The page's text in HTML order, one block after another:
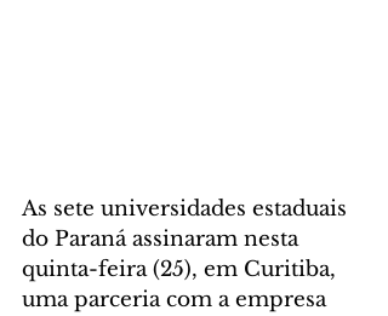
As sete universidades estaduais
do Paraná assinaram nesta
quinta-feira (25), em Curitiba,
uma parceria com a empresa